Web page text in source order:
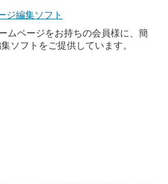
ジ編集ソフト
ムページをお持ちの会員様に、簡
ソフトをご提供しています。